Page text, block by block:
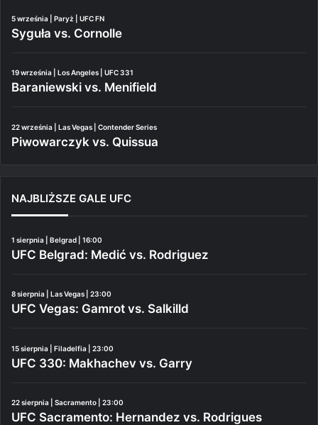
5 września | Paryż | UFC FN
Syguła vs. Cornolle
19 września | Los Angeles | UFC 331
Baraniewski vs. Menifield
22 września | Las Vegas | Contender Series
Piwowarczyk vs. Quissua
NAJBLIŻSZE GALE UFC
1 sierpnia | Belgrad | 16:00
UFC Belgrad: Medić vs. Rodriguez
8 sierpnia | Las Vegas | 23:00
UFC Vegas: Gamrot vs. Salkilld
15 sierpnia | Filadelfia | 23:00
UFC 330: Makhachev vs. Garry
22 sierpnia | Sacramento | 23:00
UFC Sacramento: Hernandez vs. Rodrigues